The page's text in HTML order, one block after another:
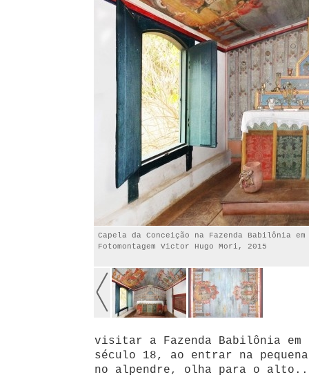
Capela da Conceição na Fazenda Babilônia
Fotomontagem Victor Hugo Mori, 2015
visitar a Fazenda Babilônia em
século 18, ao entrar na
no alpendre, olha para o